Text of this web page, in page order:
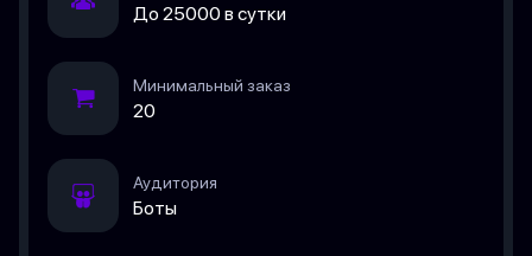
До 25000 в сутки
Минимальный заказ
20
Аудитория
Боты